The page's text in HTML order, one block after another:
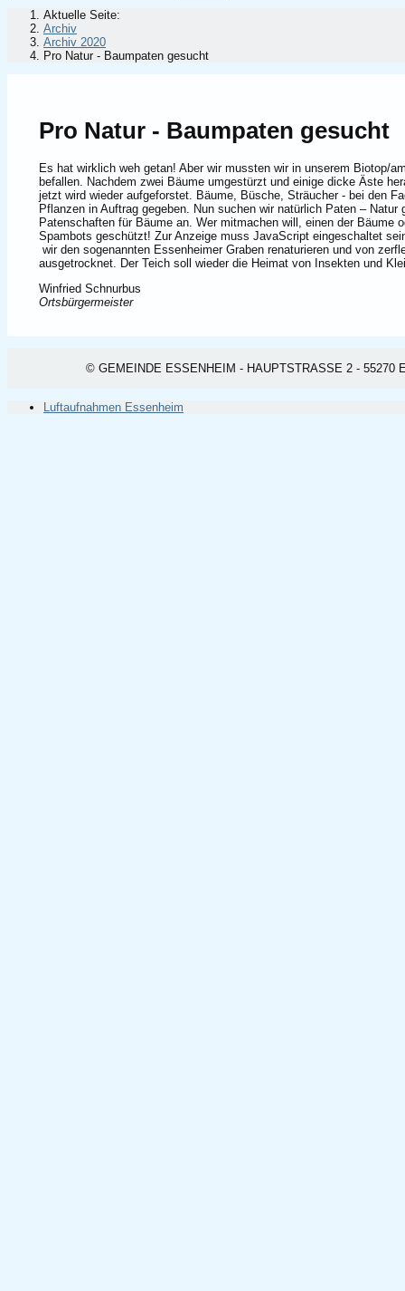
Aktuelle Seite:
Archiv
Archiv 2020
Pro Natur - Baumpaten gesucht
Pro Natur - Baumpaten gesucht
Es hat wirklich weh getan! Aber wir mussten wir in unserem Biotop/
befallen. Nachdem zwei Bäume umgestürzt und einige dicke Äste
jetzt wird wieder aufgeforstet. Bäume, Büsche, Sträucher - bei den
Pflanzen in Auftrag gegeben. Nun suchen wir natürlich Paten –
Patenschaften für Bäume an. Wer mitmachen will, einen der
Spambots geschützt! Zur Anzeige muss JavaScript eingeschaltet
wir den sogenannten Essenheimer Graben renaturieren und von
ausgetrocknet. Der Teich soll wieder die Heimat von Insekten und
Winfried Schnurbus
Ortsbürgermeister
© GEMEINDE ESSENHEIM - HAUPTSTRASSE 2 - 55270
Luftaufnahmen Essenheim